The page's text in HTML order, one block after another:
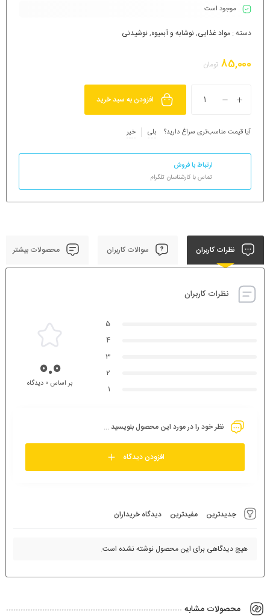
موجود است
دسته : مواد غذایی,نوشابه و آبمیوه,نوشیدنی
85,000 تومان
افزودن به سبد خرید
آیا قیمت مناسب‌تری سراغ دارید؟ بلی خیر
ارتباط با فروش
تماس با کارشناسان تلگرام
نظرات کاربران سوالات کاربران محصولات بیشتر
نظرات کاربران
جدیدترین مفیدترین دیدگاه خریداران
هیچ دیدگاهی برای این محصول نوشته نشده است.
5
4
3
2
1
0.0بر اساس 0 دیدگاه
نظر خود را در مورد این محصول بنویسید ...
افزودن دیدگاه
محصولات مشابه